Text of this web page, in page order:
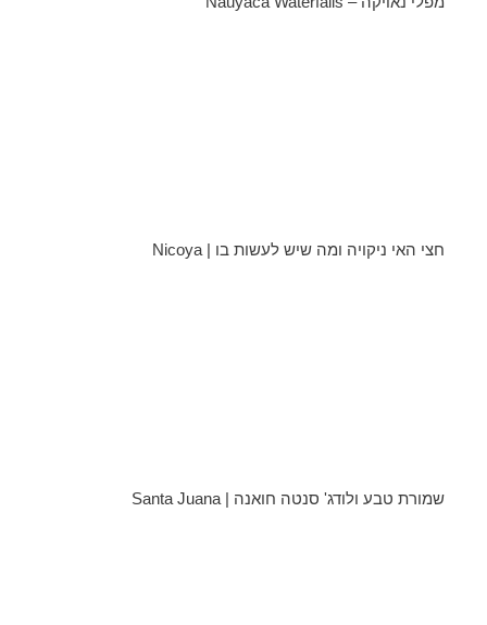
חצי האי ניקויה ומה שיש לעשות בו | Nicoya
שמורת טבע ולודג' סנטה חואנה | Santa Juana